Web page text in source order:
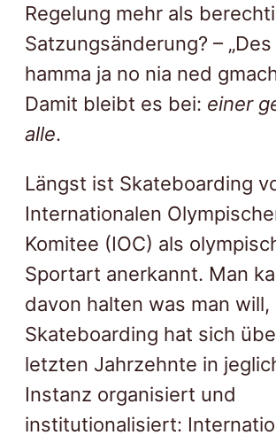
Regelung mehr als
Satzungsänderung? – „Des
hamma ja no nia ned
Damit bleibt es bei: einer
alle.
Längst ist Skateboarding
Internationalen
Komitee (IOC) als
Sportart anerkannt. Man
davon halten was man will,
Skateboarding hat sich
letzten Jahrzehnte in
Instanz organisiert und
institutionalisiert: